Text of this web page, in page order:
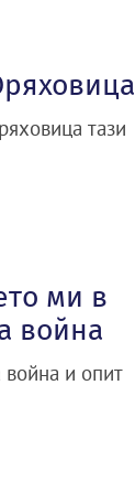
тази
ми в
война
и опит